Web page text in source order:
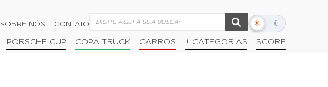
SOBRE NÓS CONTATO ☀ ☾
Alternar
escuro
PORSCHE CUP COPA TRUCK CARROS + CATEGORIAS SCORE